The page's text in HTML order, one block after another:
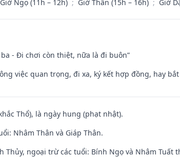
Giờ Ngọ (11h – 12h) ; Giờ Thân (15h – 16h) ; Giờ
- Đi chơi còn thiệt, nữa là đi buôn”
việc quan trọng, đi xa, ký kết hợp đồng, hay
Thổ), là ngày hung (phạt nhật).
Nhâm Thân và Giáp Thân.
Thủy, ngoại trừ các tuổi: Bính Ngọ và Nhâm Tuất